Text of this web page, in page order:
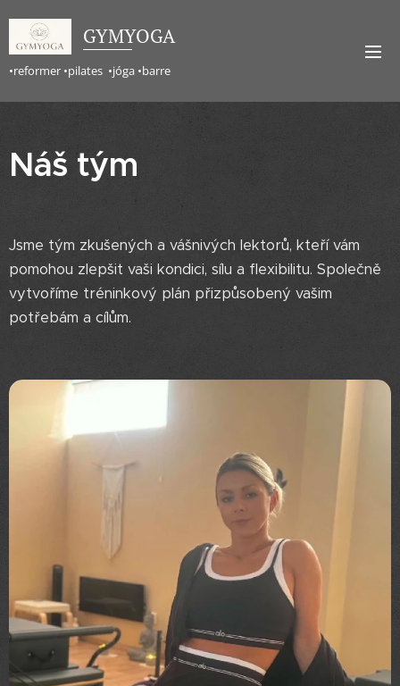
GYMYOGA
•reformer •pilates •jóga •barre
Náš tým
Jsme tým zkušených a vášnivých lektorů, kteří vám
pomohou zlepšit vaši kondici, sílu a flexibilitu. Společně
vytvoříme tréninkový plán přizpůsobený vašim
potřebám a cílům.